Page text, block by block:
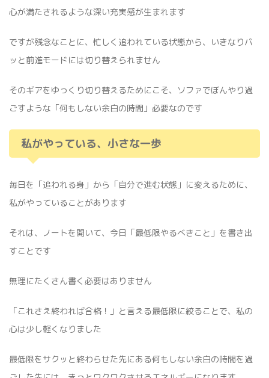
心が満たされるような深い充実感が生まれます
ですが残念なことに、忙しく追われている状態から、いきなりパ
ッと前進モードには切り替えられません
そのギアをゆっくり切り替えるためにこそ、ソファでぼんやり過
ごすような「何もしない余白の時間」必要なのです
私がやっている、小さな一歩
毎日を「追われる身」から「自分で進む状態」に変えるために、
私がやっていることがあります
それは、ノートを開いて、今日「最低限やるべきこと」を書き出
すことです
無理にたくさん書く必要はありません
「これさえ終われば合格！」と言える最低限に絞ることで、私の
心は少し軽くなりました
最低限をサクッと終わらせた先にある何もしない余白の時間を過